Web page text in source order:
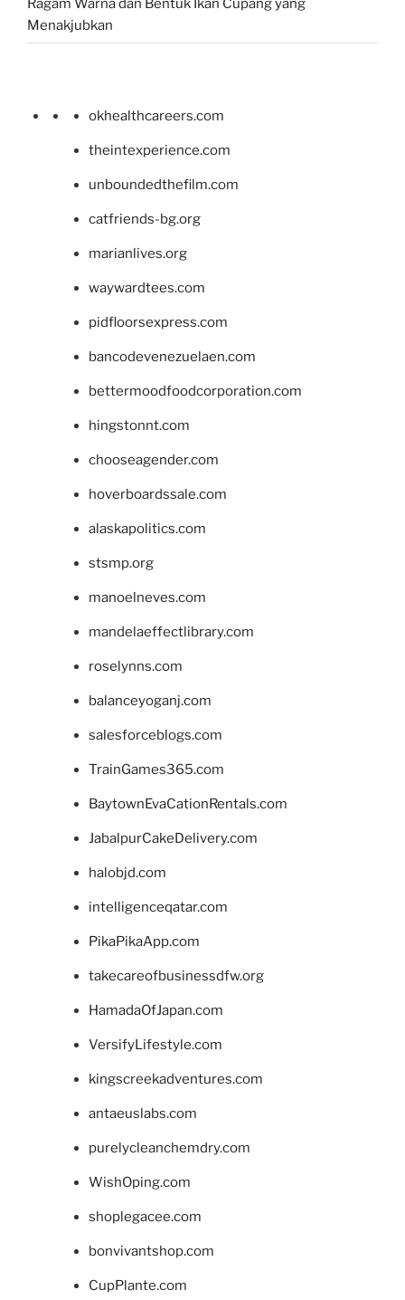
Ragam Warna dan Bentuk Ikan Cupang yang
Menakjubkan
okhealthcareers.com
theintexperience.com
unboundedthefilm.com
catfriends-bg.org
marianlives.org
waywardtees.com
pidfloorsexpress.com
bancodevenezuelaen.com
bettermoodfoodcorporation.com
hingstonnt.com
chooseagender.com
hoverboardssale.com
alaskapolitics.com
stsmp.org
manoelneves.com
mandelaeffectlibrary.com
roselynns.com
balanceyoganj.com
salesforceblogs.com
TrainGames365.com
BaytownEvaCationRentals.com
JabalpurCakeDelivery.com
halobjd.com
intelligenceqatar.com
PikaPikaApp.com
takecareofbusinessdfw.org
HamadaOfJapan.com
VersifyLifestyle.com
kingscreekadventures.com
antaeuslabs.com
purelycleanchemdry.com
WishOping.com
shoplegacee.com
bonvivantshop.com
CupPlante.com